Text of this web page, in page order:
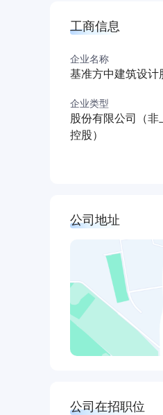
工商信息
企业名称
基准方中建筑设计
企业类型
股份有限公司（
控股）
公司地址
公司在招职位